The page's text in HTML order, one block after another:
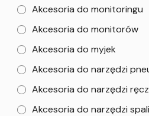
Akcesoria do monitoringu
Akcesoria do monitorów
Akcesoria do myjek
Akcesoria do narzędzi
Akcesoria do narzędzi
Akcesoria do narzędzi